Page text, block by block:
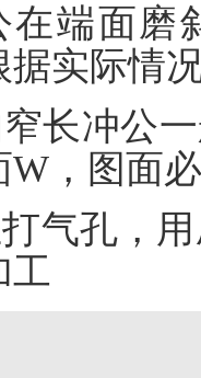
端面磨
据实际情
长冲公
，图面
气孔，
工